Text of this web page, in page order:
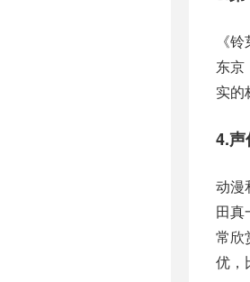
《
东京
实的
4.
动漫
田真
常欣
优，